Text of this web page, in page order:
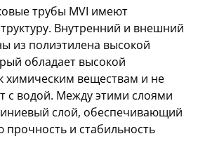
трубы MVI имеют
Внутренний и внешний
из полиэтилена высокой
обладает высокой
химическим веществам и не
с водой. Между этими слоями
слой, обеспечивающий
прочность и стабильность